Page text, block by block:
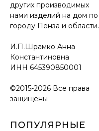
других производимых
нами изделий на дом по
городу Пенза и области.
И.П.Шрамко Анна
Константиновна
ИНН 645390850001
©2015-2026 Все права
защищены
ПОПУЛЯРНЫЕ